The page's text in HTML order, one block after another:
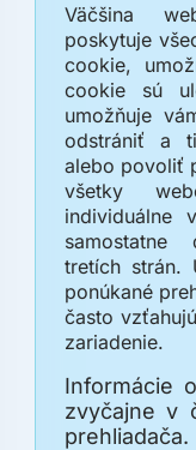
Väčšina
poskytuje
cookie,
cookie sú
umožňuje
odstrániť a
alebo povoliť
všetky
individuálne
samostatne
tretích strán.
ponúkané
často
zariadenie.
Informácie
zvyčajne v
prehliadača.